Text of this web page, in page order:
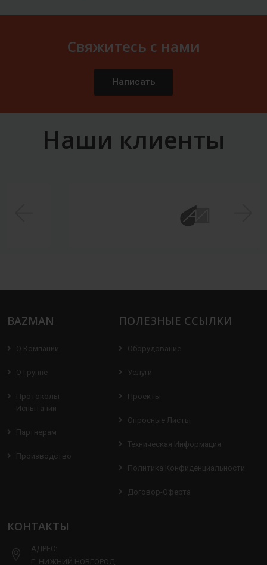
Свяжитесь с нами
Написать
Наши клиенты
BAZMAN
О Компании
О Группе
Протоколы
Испытаний
Партнерам
Производство
ПОЛЕЗНЫЕ ССЫЛКИ
Оборудование
Услуги
Проекты
Опросные Листы
Техническая Информация
Политика Конфиденциальности
Договор-Оферта
КОНТАКТЫ
АДРЕС:
Г. НИЖНИЙ НОВГОРОД,